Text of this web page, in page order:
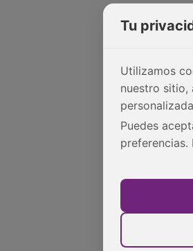
Tu
Utilizamos
nuestro sitio,
Puedes
preferencias.